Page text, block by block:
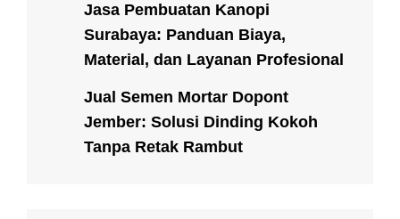
Jasa Pembuatan Kanopi
Surabaya: Panduan Biaya,
Material, dan Layanan Profesional
Jual Semen Mortar Dopont
Jember: Solusi Dinding Kokoh
Tanpa Retak Rambut